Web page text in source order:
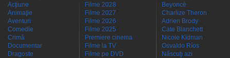
Acţiune
Animaţie
Aventuri
Comedie
Crimă
Documentar
Dragoste
Filme 2028
Filme 2027
Filme 2026
Filme 2025
Premiere cinema
Filme la TV
Filme pe DVD
Beyoncé
Charlize Theron
Adrien Brody
Cate Blanchett
Nicole Kidman
Osvaldo Ríos
Născuţi azi